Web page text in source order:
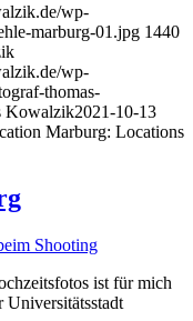
wp-
marburg-01.jpg 1440
wp-
thomas-
Kowalzik2021-10-13
Marburg: Locations
ist für mich
Universitätsstadt